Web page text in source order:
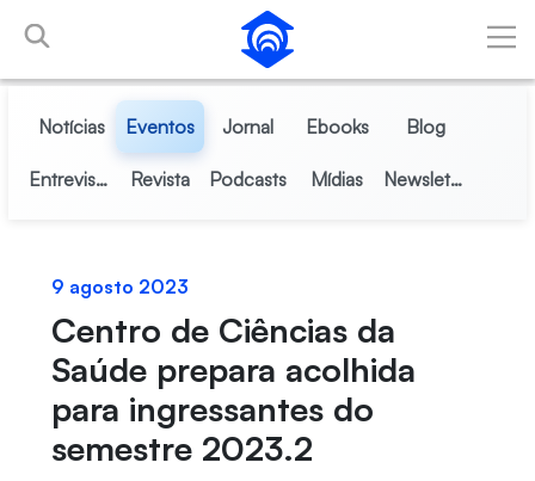
Pular para o Conteúdo principal
Notícias Eventos Jornal Ebooks Blog
Entrevistas Revista Podcasts Mídias Newsletter
9 agosto 2023
Centro de Ciências da
Saúde prepara acolhida
para ingressantes do
semestre 2023.2